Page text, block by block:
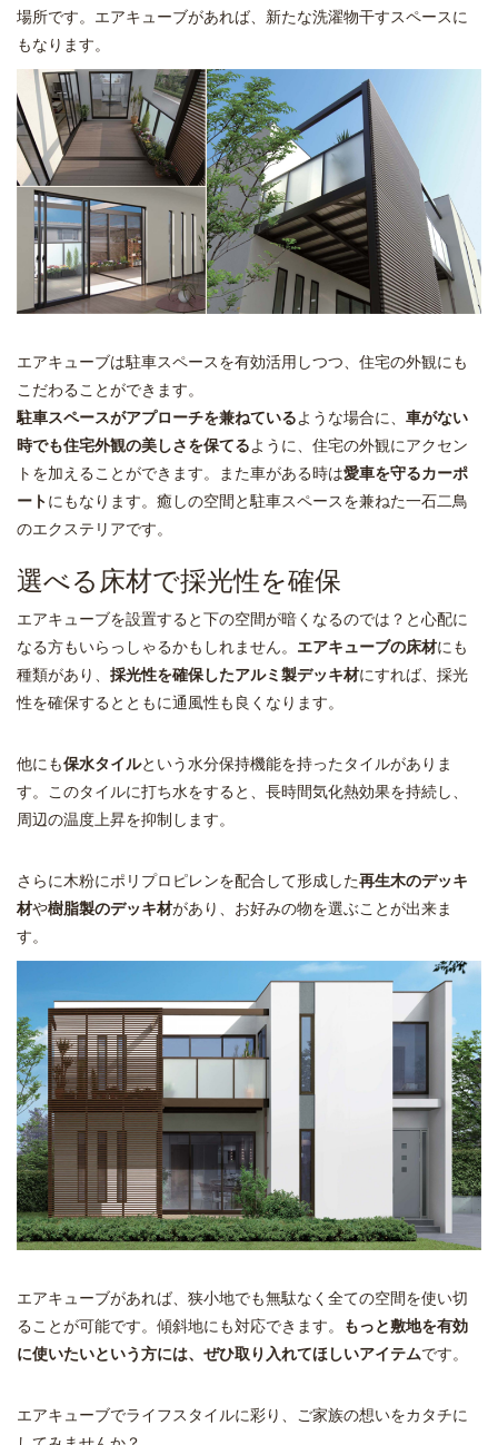
場所です。エアキューブがあれば、新たな洗濯物干すスペースに
もなります。
エアキューブは駐車スペースを有効活用しつつ、住宅の外観にも
こだわることができます。
駐車スペースがアプローチを兼ねているような場合に、 車がない
時でも住宅外観の美しさを保てるように、住宅の外観にアクセン
トを加えることができます。また車がある時は愛車を守るカーポ
ートにもなります。癒しの空間と駐車スペースを兼ねた一石二鳥
のエクステリアです。
選べる床材で採光性を確保
エアキューブを設置すると下の空間が暗くなるのでは？と心配に
なる方もいらっしゃるかもしれません。 エアキューブの床材にも
種類があり、 採光性を確保したアルミ製デッキ材にすれば、採光
性を確保するとともに通風性も良くなります。
他にも保水タイルという水分保持機能を持ったタイルがありま
す。このタイルに打ち水をすると、長時間気化熱効果を持続し、
周辺の温度上昇を抑制します。
さらに木粉にポリプロピレンを配合して形成した再生木のデッキ
材や樹脂製のデッキ材があり、お好みの物を選ぶことが出来ま
す。
エアキューブがあれば、狭小地でも無駄なく全ての空間を使い切
ることが可能です。傾斜地にも対応できます。 もっと敷地を有効
に使いたいという方には、ぜひ取り入れてほしいアイテムです。
エアキューブでライフスタイルに彩り、ご家族の想いをカタチに